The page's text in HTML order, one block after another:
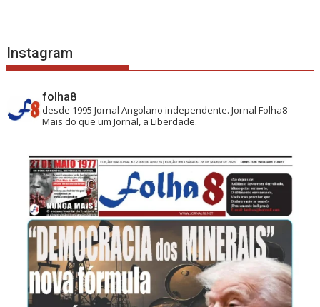
Instagram
folha8
desde 1995 Jornal Angolano independente.Jornal Folha8 -
Mais do que um Jornal, a Liberdade.